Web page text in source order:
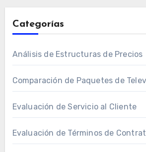
Categorías
Análisis de Estructuras de Precios
Comparación de Paquetes de
Evaluación de Servicio al Cliente
Evaluación de Términos de